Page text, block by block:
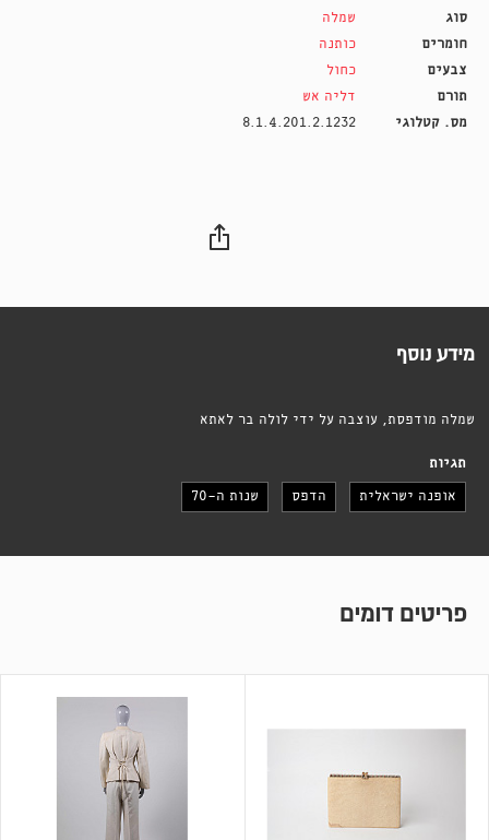
סוג
שמלה
חומרים
כותנה
צבעים
כחול
תורם
דליה אש
מס. קטלוגי
8.1.4.201.2.1232
מידע נוסף
שמלה מודפסת, עוצבה על ידי לולה בר לאתא
תגיות
אופנה ישראלית הדפס שנות ה-70
פריטים דומים